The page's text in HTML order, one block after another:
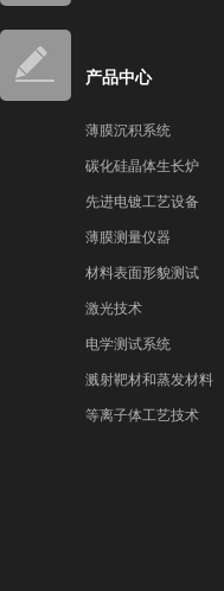
产品中心
薄膜沉积系统
碳化硅晶体生长炉
先进电镀工艺设备
薄膜测量仪器
材料表面形貌测试
激光技术
电学测试系统
溅射靶材和蒸发材料
等离子体工艺技术